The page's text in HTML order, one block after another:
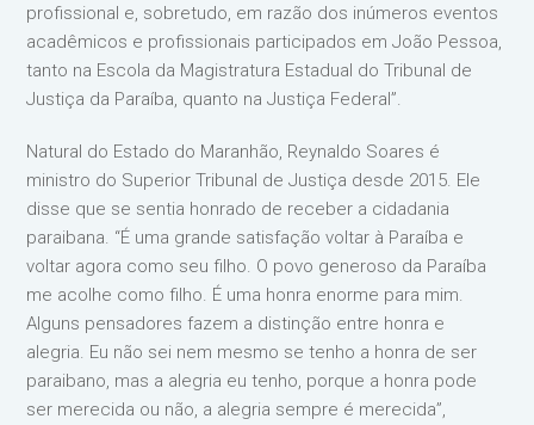
profissional e, sobretudo, em razão dos inúmeros eventos
acadêmicos e profissionais participados em João Pessoa,
tanto na Escola da Magistratura Estadual do Tribunal de
Justiça da Paraíba, quanto na Justiça Federal”.
Natural do Estado do Maranhão, Reynaldo Soares é
ministro do Superior Tribunal de Justiça desde 2015. Ele
disse que se sentia honrado de receber a cidadania
paraibana. “É uma grande satisfação voltar à Paraíba e
voltar agora como seu filho. O povo generoso da Paraíba
me acolhe como filho. É uma honra enorme para mim.
Alguns pensadores fazem a distinção entre honra e
alegria. Eu não sei nem mesmo se tenho a honra de ser
paraibano, mas a alegria eu tenho, porque a honra pode
ser merecida ou não, a alegria sempre é merecida”,